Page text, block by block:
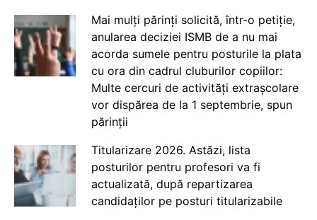
Mai mulți părinți solicită, într-o petiție,
anularea deciziei ISMB de a nu mai
acorda sumele pentru posturile la plata
cu ora din cadrul cluburilor copiilor:
Multe cercuri de activități extrașcolare
vor dispărea de la 1 septembrie, spun
părinții
Titularizare 2026. Astăzi, lista
posturilor pentru profesori va fi
actualizată, după repartizarea
candidaților pe posturi titularizabile